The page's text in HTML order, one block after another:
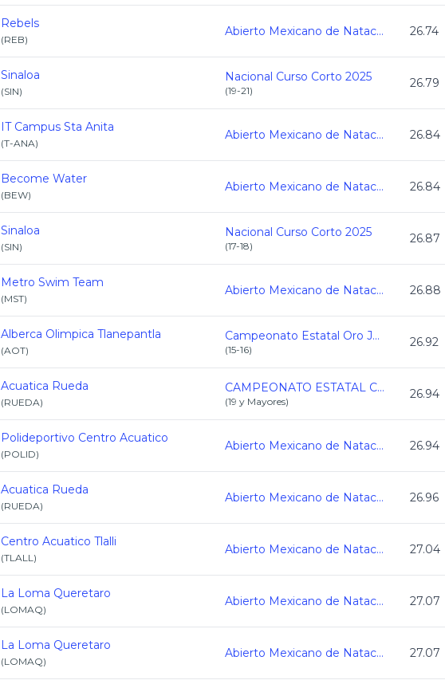
Rebels
(REB)
Abierto Mexicano de Natacion 2025 26.74
Sinaloa
(SIN)
Nacional Curso Corto 2025
(19-21)
26.79
IT Campus Sta Anita
(T-ANA)
Abierto Mexicano de Natacion 2025 26.84
Become Water
(BEW)
Abierto Mexicano de Natacion 2025 26.84
Sinaloa
(SIN)
Nacional Curso Corto 2025
(17-18)
26.87
Metro Swim Team
(MST)
Abierto Mexicano de Natacion 2025 26.88
Alberca Olimpica Tlanepantla
(AOT)
Campeonato Estatal Oro Juvenil C.C. 2025-2026
(15-16)
26.92
Acuatica Rueda
(RUEDA)
CAMPEONATO ESTATAL CC GTO 11 Y MAYORES
(19 y Mayores)
26.94
Polideportivo Centro Acuatico
(POLID)
Abierto Mexicano de Natacion 2025 26.94
Acuatica Rueda
(RUEDA)
Abierto Mexicano de Natacion 2025 26.96
Centro Acuatico Tlalli
(TLALL)
Abierto Mexicano de Natacion 2025 27.04
La Loma Queretaro
(LOMAQ)
Abierto Mexicano de Natacion 2025 27.07
La Loma Queretaro
(LOMAQ)
Abierto Mexicano de Natacion 2025 27.07